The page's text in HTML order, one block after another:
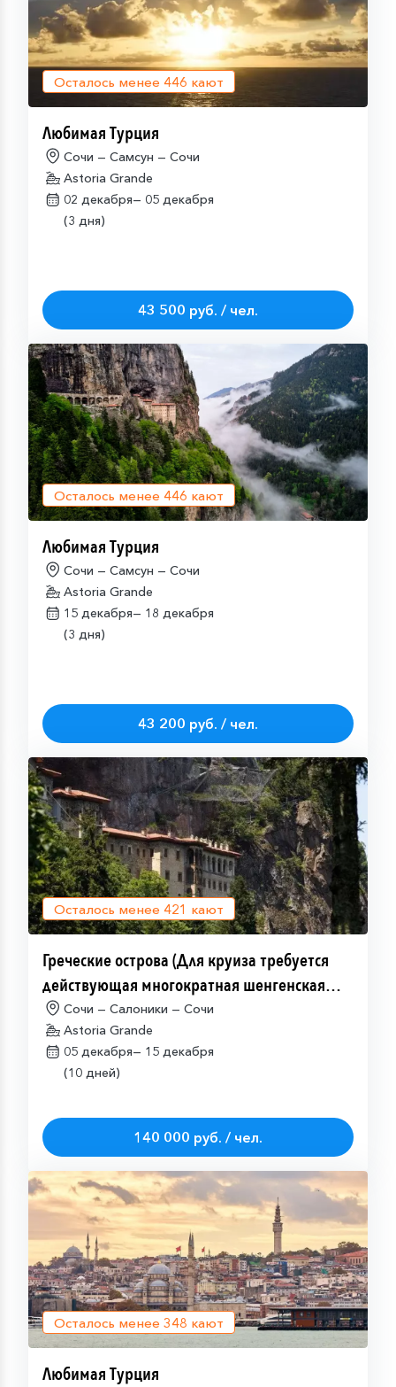
Осталось менее 446 кают
Любимая Турция
Сочи — Самсун — Сочи
Astoria Grande
02 декабря— 05 декабря
(3 дня)
43 500 руб. / чел.
Осталось менее 446 кают
Любимая Турция
Сочи — Самсун — Сочи
Astoria Grande
15 декабря— 18 декабря
(3 дня)
43 200 руб. / чел.
Осталось менее 421 кают
Греческие острова (Для круиза требуется
действующая многократная шенгенская
виза)Сочи — Салоники — Сочи
Astoria Grande
05 декабря— 15 декабря
(10 дней)
140 000 руб. / чел.
Осталось менее 348 кают
Любимая Турция